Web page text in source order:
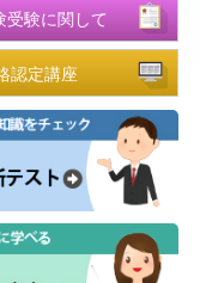
受験に関して
認定講座